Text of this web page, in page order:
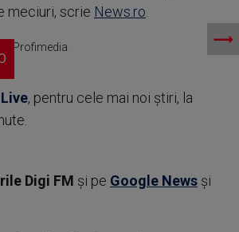
meciuri, scrie News.ro
Profimedia
, pentru cele mai noi știri, la
Digi FM şi pe Google News şi